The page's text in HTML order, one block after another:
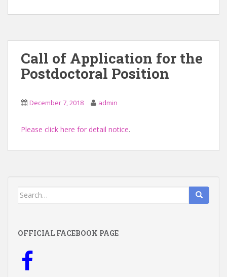
Call of Application for the
Postdoctoral Position
December 7, 2018 admin
Please click here for detail notice.
Search
OFFICIAL FACEBOOK PAGE